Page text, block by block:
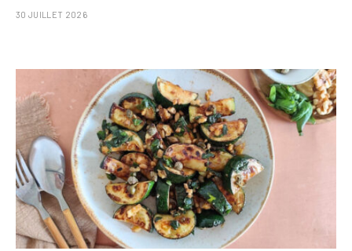
30 JUILLET 2026